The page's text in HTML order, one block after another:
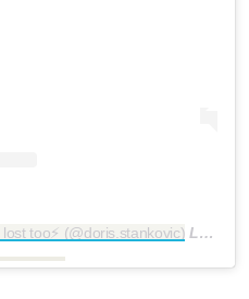
too⚡ (@doris.stankovic) Lis 5, 2018 u 11:30 PDT